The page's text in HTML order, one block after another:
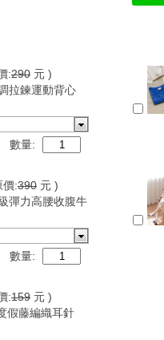
:290 元 )
拉鍊運動背心
數量:
價:390 元 )
彈力高腰收腹牛
數量:
:159 元 )
假藤編織耳針